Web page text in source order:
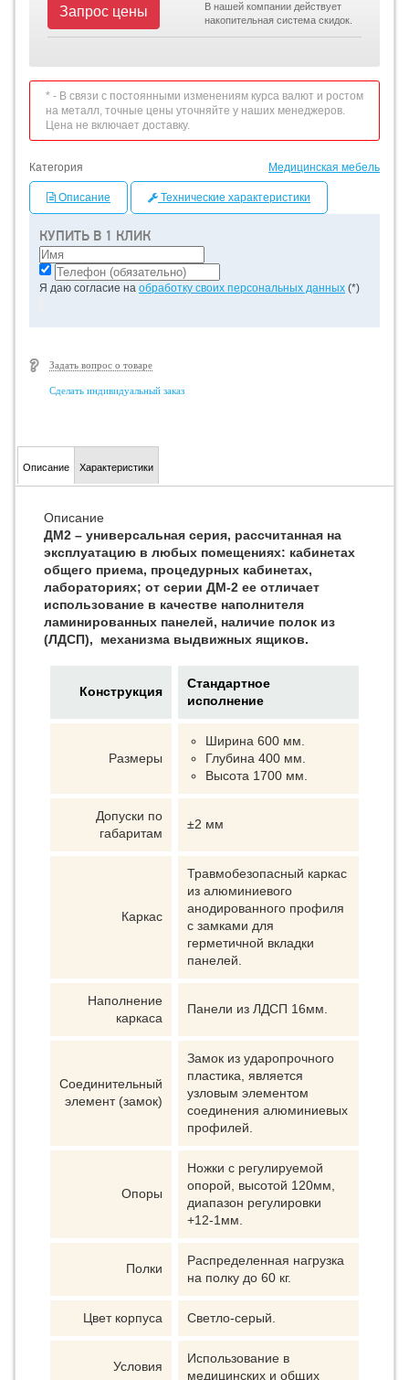
КУПИТЬ В 1 КЛИК
Я даю согласие на обработку своих персональных данных (*)
Задать вопрос о товаре
Сделать индивидуальный заказ
Запрос цены
В нашей компании действует
накопительная система скидок.
* - В связи с постоянными изменениям курса валют и ростом
на металл, точные цены уточняйте у наших менеджеров.
Цена не включает доставку.
Категория Медицинская мебель
Описание Технические характеристики
Описание Характеристики
Описание
ДМ2 – универсальная серия, рассчитанная на
эксплуатацию в любых помещениях: кабинетах
общего приема, процедурных кабинетах,
лабораториях; от серии ДМ-2 ее отличает
использование в качестве наполнителя
ламинированных панелей, наличие полок из
(ЛДСП), механизма выдвижных ящиков.
Конструкция
Стандартное
исполнение
Размеры
Ширина 600 мм.
Глубина 400 мм.
Высота 1700 мм.
Допуски по
габаритам
±2 мм
Каркас
Травмобезопасный каркас
из алюминиевого
анодированного профиля
с замками для
герметичной вкладки
панелей.
Наполнение
каркаса
Панели из ЛДСП 16мм.
Соединительный
элемент (замок)
Замок из ударопрочного
пластика, является
узловым элементом
соединения алюминиевых
профилей.
Опоры
Ножки с регулируемой
опорой, высотой 120мм,
диапазон регулировки
+12-1мм.
Полки
Распределенная нагрузка
на полку до 60 кг.
Цвет корпуса Светло-серый.
Условия
Использование в
медицинских и общих